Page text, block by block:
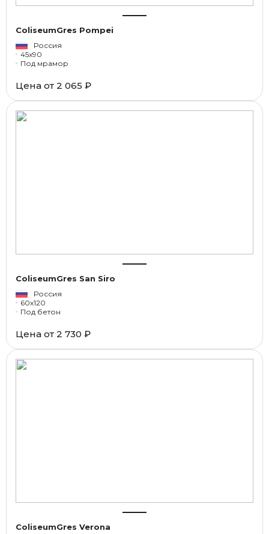
ColiseumGres Pompei
Россия
45x90
Под мрамор
Цена от 2 065 ₽
ColiseumGres San Siro
Россия
60x120
Под бетон
Цена от 2 730 ₽
ColiseumGres Verona